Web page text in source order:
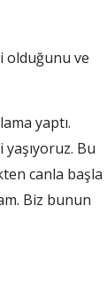
olduğunu ve
yaptı.
Bu
canla başla
Biz bunun